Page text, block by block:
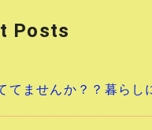
Posts
てませんか？？暮らし